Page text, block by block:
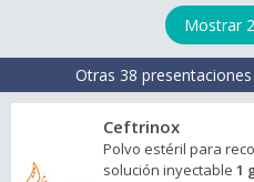
Mostrar
Otras 38
Ceftrinox
Polvo estéril para
solución inyectable 1